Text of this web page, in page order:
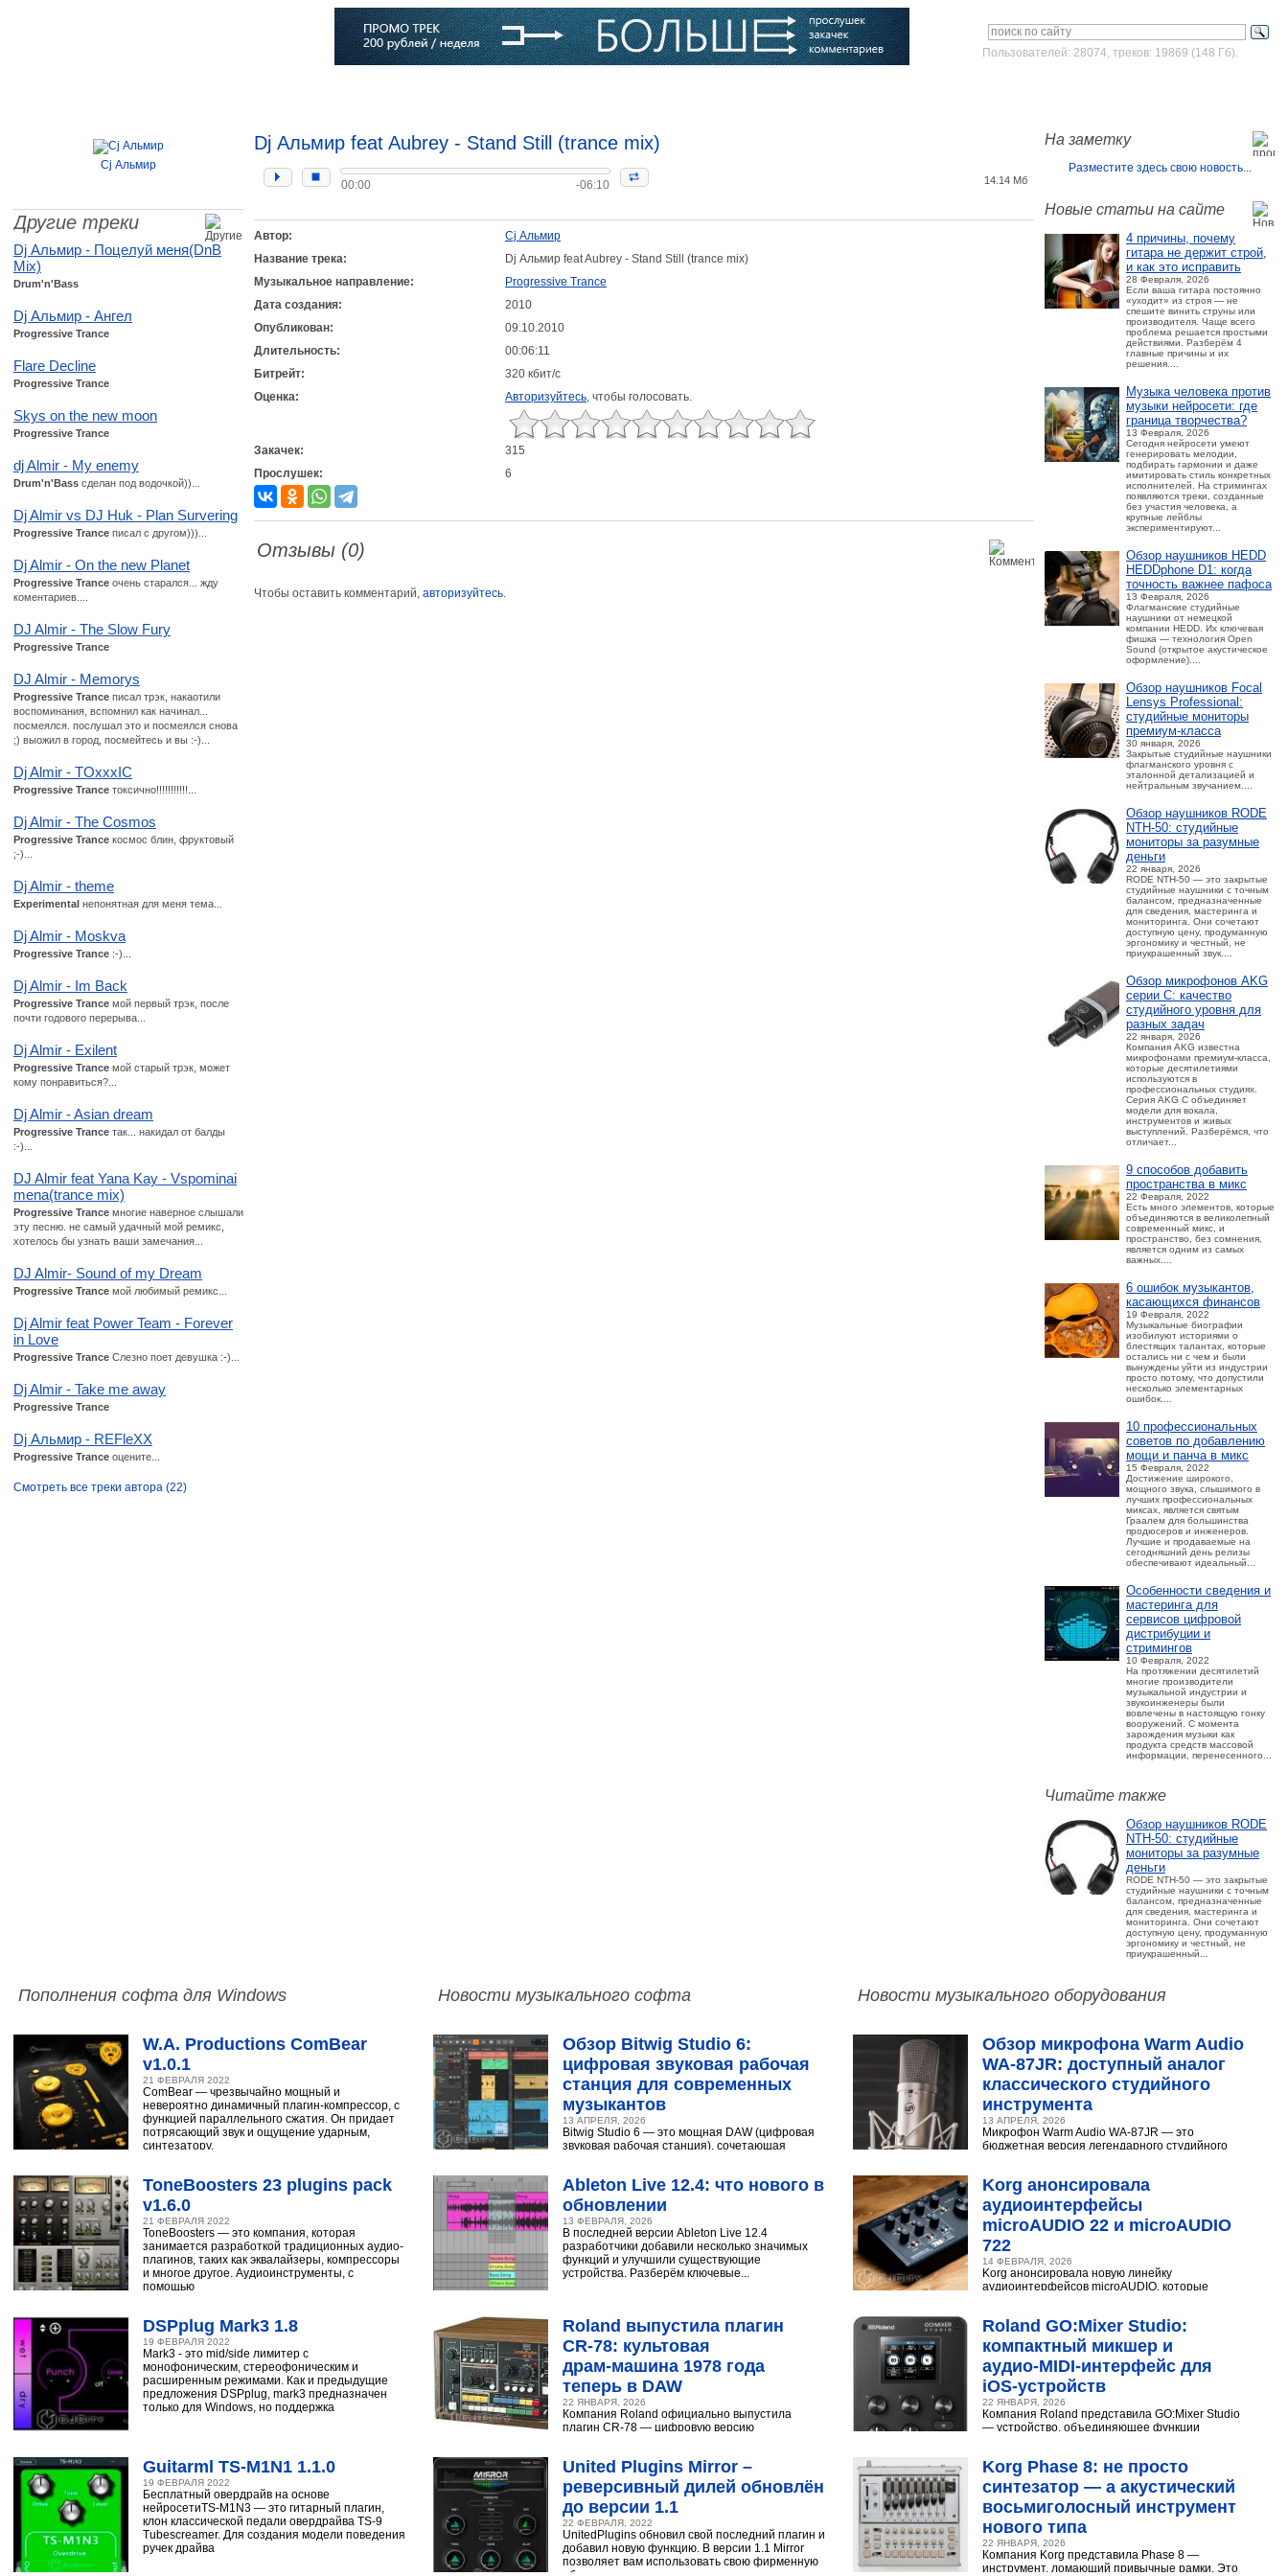
Пользователей: 28074, треков: 19869 (148 Гб).
На заметку
Разместите здесь свою новость...
Новые статьи на сайте
4 причины, почему
гитара не держит строй,
и как это исправить
28 Февраля, 2026
Если ваша гитара постоянно
«уходит» из строя — не
спешите винить струны или
производителя. Чаще всего
проблема решается простыми
действиями. Разберём 4
главные причины и их
решения....
Музыка человека против
музыки нейросети: где
граница творчества?
13 Февраля, 2026
Сегодня нейросети умеют
генерировать мелодии,
подбирать гармонии и даже
имитировать стиль конкретных
исполнителей. На стримингах
появляются треки, созданные
без участия человека, а
крупные лейблы
экспериментируют...
Обзор наушников HEDD
HEDDphone D1: когда
точность важнее пафоса
13 Февраля, 2026
Флагманские студийные
наушники от немецкой
компании HEDD. Их ключевая
фишка — технология Open
Sound (открытое акустическое
оформление)....
Обзор наушников Focal
Lensys Professional:
студийные мониторы
премиум‑класса
30 января, 2026
Закрытые студийные наушники
флагманского уровня с
эталонной детализацией и
нейтральным звучанием....
Обзор наушников RODE
NTH-50: студийные
мониторы за разумные
деньги
22 января, 2026
RODE NTH-50 — это закрытые
студийные наушники с точным
балансом, предназначенные
для сведения, мастеринга и
мониторинга. Они сочетают
доступную цену, продуманную
эргономику и честный, не
приукрашенный звук....
Обзор микрофонов AKG
серии C: качество
студийного уровня для
разных задач
22 января, 2026
Компания AKG известна
микрофонами премиум-класса,
которые десятилетиями
используются в
профессиональных студиях.
Серия AKG C объединяет
модели для вокала,
инструментов и живых
выступлений. Разберёмся, что
отличает...
9 способов добавить
пространства в микс
22 Февраля, 2022
Есть много элементов, которые
объединяются в великолепный
современный микс, и
пространство, без сомнения,
является одним из самых
важных....
6 ошибок музыкантов,
касающихся финансов
19 Февраля, 2022
Музыкальные биографии
изобилуют историями о
блестящих талантах, которые
остались ни с чем и были
вынуждены уйти из индустрии
просто потому, что допустили
несколько элементарных
ошибок....
10 профессиональных
советов по добавлению
мощи и панча в микс
15 Февраля, 2022
Достижение широкого,
мощного звука, слышимого в
лучших профессиональных
миксах, является святым
Граалем для большинства
продюсеров и инженеров.
Лучшие и продаваемые на
сегодняшний день релизы
обеспечивают идеальный...
Особенности сведения и
мастеринга для
сервисов цифровой
дистрибуции и
стримингов
10 Февраля, 2022
На протяжении десятилетий
многие производители
музыкальной индустрии и
звукоинженеры были
вовлечены в настоящую гонку
вооружений. С момента
зарождения музыки как
продукта средств массовой
информации, перенесенного...
Читайте также
Обзор наушников RODE
NTH-50: студийные
мониторы за разумные
деньги
RODE NTH-50 — это закрытые
студийные наушники с точным
балансом, предназначенные
для сведения, мастеринга и
мониторинга. Они сочетают
доступную цену, продуманную
эргономику и честный, не
приукрашенный...
Cj Альмир
Другие треки
Dj Альмир - Поцелуй меня(DnB
Mix)
Drum'n'Bass
Dj Альмир - Ангел
Progressive Trance
Flare Decline
Progressive Trance
Skys on the new moon
Progressive Trance
dj Almir - My enemy
Drum'n'Bass сделан под водочкой))...
Dj Almir vs DJ Huk - Plan Survering
Progressive Trance писал с другом)))...
Dj Almir - On the new Planet
Progressive Trance очень старался... жду
коментариев....
DJ Almir - The Slow Fury
Progressive Trance
DJ Almir - Memorys
Progressive Trance писал трэк, накаотили
воспоминания, вспомнил как начинал...
посмеялся. послушал это и посмеялся снова
;) выожил в город, посмейтесь и вы :-)...
Dj Almir - TOxxxIC
Progressive Trance токсично!!!!!!!!!!!...
Dj Almir - The Cosmos
Progressive Trance космос блин, фруктовый
;-)...
Dj Almir - theme
Experimental непонятная для меня тема...
Dj Almir - Moskva
Progressive Trance :-)...
Dj Almir - Im Back
Progressive Trance мой первый трэк, после
почти годового перерыва...
Dj Almir - Exilent
Progressive Trance мой старый трэк, может
кому понравиться?...
Dj Almir - Asian dream
Progressive Trance так... накидал от балды
:-)...
DJ Almir feat Yana Kay - Vspominai
mena(trance mix)
Progressive Trance многие наверное слышали
эту песню. не самый удачный мой ремикс,
хотелось бы узнать ваши замечания...
DJ Almir- Sound of my Dream
Progressive Trance мой любимый ремикс...
Dj Almir feat Power Team - Forever
in Love
Progressive Trance Слезно поет девушка :-)...
Dj Almir - Take me away
Progressive Trance
Dj Альмир - REFleXX
Progressive Trance оцените...
Смотреть все треки автора (22)
14.14 Мб
Dj Альмир feat Aubrey - Stand Still (trance mix)
00:00 -06:10
Автор:
Cj Альмир
Название трека:
Dj Альмир feat Aubrey - Stand Still (trance mix)
Музыкальное направление:
Progressive Trance
Дата создания:
2010
Опубликован:
09.10.2010
Длительность:
00:06:11
Битрейт:
320 кбит/с
Оценка:
Авторизуйтесь, чтобы голосовать.
Закачек:
315
Прослушек:
6
Отзывы (0)
Чтобы оставить комментарий, авторизуйтесь.
Пополнения софта для Windows
W.A. Productions ComBear
v1.0.1
21 ФЕВРАЛЯ 2022
ComBear — чрезвычайно мощный и
невероятно динамичный плагин-компрессор, с
функцией параллельного сжатия. Он придает
потрясающий звук и ощущение ударным,
синтезатору,
ToneBoosters 23 plugins pack
v1.6.0
21 ФЕВРАЛЯ 2022
ToneBoosters — это компания, которая
занимается разработкой традиционных аудио-
плагинов, таких как эквалайзеры, компрессоры
и многое другое. Аудиоинструменты, с
помощью
DSPplug Mark3 1.8
19 ФЕВРАЛЯ 2022
Mark3 - это mid/side лимитер с
монофоническим, стереофоническим и
расширенным режимами. Как и предыдущие
предложения DSPplug, mark3 предназначен
только для Windows, но поддержка
Guitarml TS-M1N1 1.1.0
19 ФЕВРАЛЯ 2022
Бесплатный овердрайв на основе
нейросетиTS-M1N3 — это гитарный плагин,
клон классической педали овердрайва TS-9
Tubescreamer. Для создания модели поведения
ручек драйва
Новости музыкального софта
Обзор Bitwig Studio 6:
цифровая звуковая рабочая
станция для современных
музыкантов
13 АПРЕЛЯ, 2026
Bitwig Studio 6 — это мощная DAW (цифровая
звуковая рабочая станция), сочетающая
Ableton Live 12.4: что нового в
обновлении
13 ФЕВРАЛЯ, 2026
В последней версии Ableton Live 12.4
разработчики добавили несколько значимых
функций и улучшили существующие
устройства. Разберём ключевые...
Roland выпустила плагин
CR‑78: культовая
драм‑машина 1978 года
теперь в DAW
22 ЯНВАРЯ, 2026
Компания Roland официально выпустила
плагин CR-78 — цифровую версию
United Plugins Mirror –
реверсивный дилей обновлён
до версии 1.1
22 ФЕВРАЛЯ, 2022
UnitedPlugins обновил свой последний плагин и
добавил новую функцию. В версии 1.1 Mirror
позволяет вам использовать свою фирменную
Новости музыкального оборудования
Обзор микрофона Warm Audio
WA‑87JR: доступный аналог
классического студийного
инструмента
13 АПРЕЛЯ, 2026
Микрофон Warm Audio WA‑87JR — это
бюджетная версия легендарного студийного
Korg анонсировала
аудиоинтерфейсы
microAUDIO 22 и microAUDIO
722
14 ФЕВРАЛЯ, 2026
Korg анонсировала новую линейку
аудиоинтерфейсов microAUDIO, которые
Roland GO:Mixer Studio:
компактный микшер и
аудио‑MIDI‑интерфейс для
iOS‑устройств
22 ЯНВАРЯ, 2026
Компания Roland представила GO:Mixer Studio
— устройство, объединяющее функции
Korg Phase 8: не просто
синтезатор — а акустический
восьмиголосный инструмент
нового типа
22 ЯНВАРЯ, 2026
Компания Korg представила Phase 8 —
инструмент, ломающий привычные рамки. Это